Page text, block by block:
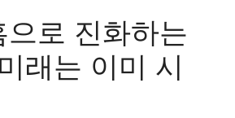
으로 진화하는
래는 이미 시